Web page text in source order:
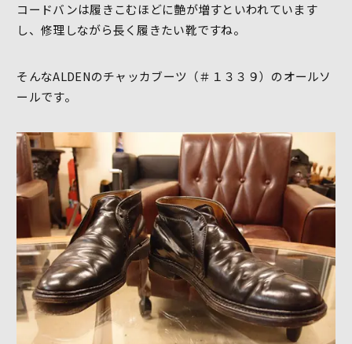
コードバンは履きこむほどに艶が増すといわれています
し、修理しながら長く履きたい靴ですね。
そんなALDENのチャッカブーツ（＃１３３９）のオールソ
ールです。